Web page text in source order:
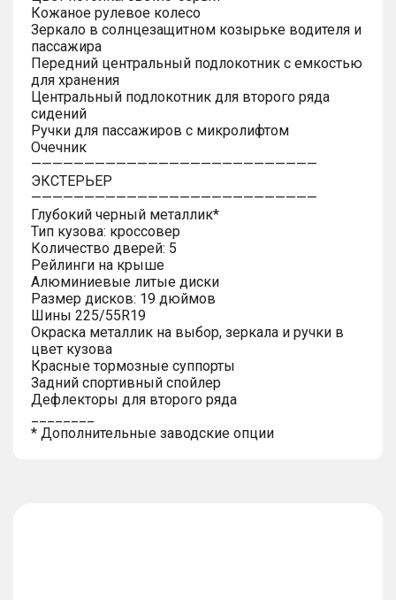
Кожаное рулевое колесо
Зеркало в солнцезащитном козырьке водителя и
пассажира
Передний центральный подлокотник с емкостью
для хранения
Центральный подлокотник для второго ряда
сидений
Ручки для пассажиров с микролифтом
Очечник
———————————————————————————
ЭКСТЕРЬЕР
———————————————————————————
Глубокий черный металлик*
Тип кузова: кроссовер
Количество дверей: 5
Рейлинги на крыше
Алюминиевые литые диски
Размер дисков: 19 дюймов
Шины 225/55R19
Окраска металлик на выбор, зеркала и ручки в
цвет кузова
Красные тормозные суппорты
Задний спортивный спойлер
Дефлекторы для второго ряда
* Дополнительные заводские опции